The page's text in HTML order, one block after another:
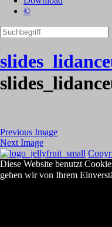
©
Previous Image
Next Image
Diese Website benutzt
gehen wir von Ihrem